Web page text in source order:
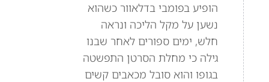
הופיע בפומבי בדלאוור כשהוא
נשען על מקל הליכה ונראה
חלש, ימים ספורים לאחר שבנו
גילה כי מחלת הסרטן התפשטה
בגופו והוא סובל מכאבים קשים